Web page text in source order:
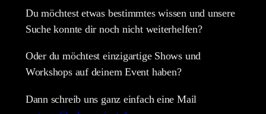
Du möchtest etwas bestimmtes wissen und unsere
Suche konnte dir noch nicht weiterhelfen?
Oder du möchtest einzigartige Shows und
Workshops auf deinem Event haben?
Dann schreib uns ganz einfach eine Mail